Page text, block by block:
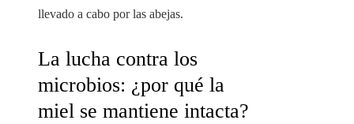
llevado a cabo por las abejas.
La lucha contra los
microbios: ¿por qué la
miel se mantiene intacta?